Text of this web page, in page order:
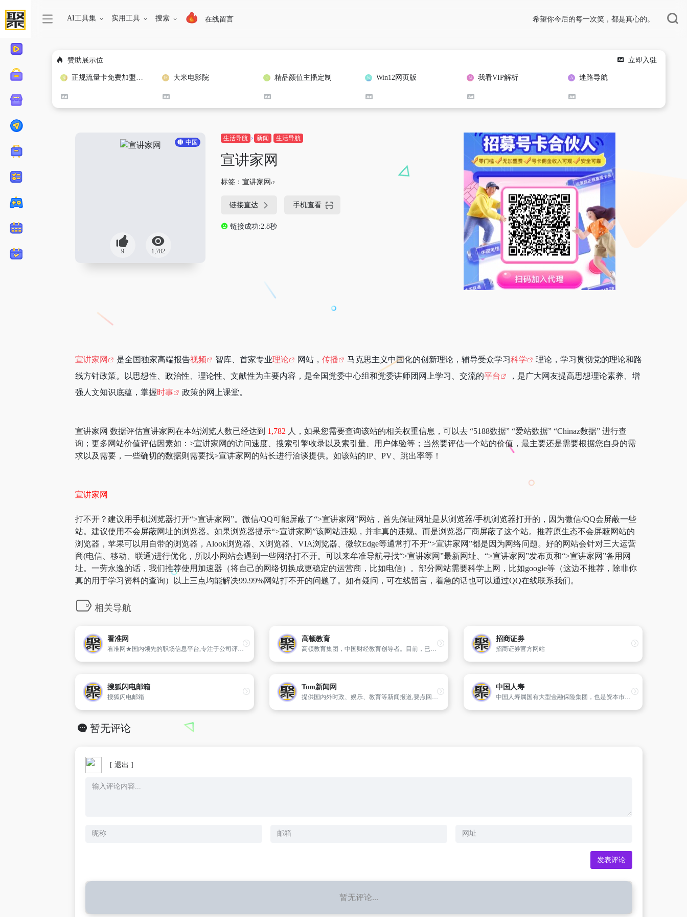
AI工具集 实用工具 搜索 在线留言 希望你今后的每一次笑，都是真心的。
赞助展示位 立即入驻
正规流量卡免费加盟合作 大米电影院 精品颜值主播定制 Win12网页版 我看VIP解析 迷路导航
中国
9 1,782
生活导航 新闻 生活导航
宣讲家网
标签： 宣讲家网
链接直达 手机查看
链接成功:2.8秒
宣讲家网 是全国独家高端报告视频 智库、首家专业理论 网站， 传播 马克思主义中国化的创新理论，辅导受众学习科学
理论，学习贯彻党的理论和路
线方针政策。以思想性、政治性、理论性、文献性为主要内容，是全国党委中心组和党委讲师团网上学习、交流的平台
，是广大网友提高思想理论素养、增
强人文知识底蕴，掌握时事 政策的网上课堂。
宣讲家网 数据评估宣讲家网在本站浏览人数已经达到 1,782 人，如果您需要查询该站的相关权重信息，可以去 “5188数据” “爱站数据” “Chinaz数据” 进行查
询；更多网站价值评估因素如：>宣讲家网的访问速度、搜索引擎收录以及索引量、用户体验等；当然要评估一个站的价值，最主要还是需要根据您自身的需
求以及需要，一些确切的数据则需要找>宣讲家网的站长进行洽谈提供。如该站的IP、PV、跳出率等！
宣讲家网
打不开？建议用手机浏览器打开“>宣讲家网”。微信/QQ可能屏蔽了“>宣讲家网”网站，首先保证网址是从浏览器/手机浏览器打开的，因为微信/QQ会屏蔽一些
站。建议使用不会屏蔽网址的浏览器。如果浏览器提示“>宣讲家网”该网站违规，并非真的违规。而是浏览器厂商屏蔽了这个站。推荐原生态不会屏蔽网站的
浏览器，苹果可以用自带的浏览器，Alook浏览器、X浏览器、VIA浏览器、微软Edge等通常打不开“>宣讲家网”都是因为网络问题。好的网站会针对三大运营
商(电信、移动、联通)进行优化，所以小网站会遇到一些网络打不开。可以来牟准导航寻找“>宣讲家网”最新网址、“>宣讲家网”发布页和“>宣讲家网”备用网
址。一劳永逸的话，我们推荐使用加速器（将自己的网络切换成更稳定的运营商，比如电信）。部分网站需要科学上网，比如google等（这边不推荐，除非你
真的用于学习资料的查询）以上三点均能解决99.99%网站打不开的问题了。如有疑问，可在线留言，着急的话也可以通过QQ在线联系我们。
相关导航
看准网
看准网★国内领先的职场信息平台,专注于公司评论,晒工资,工资待遇,面试,公司福利等.您可以在看准网上匿名分享您的职业信息
高顿教育
高顿教育集团，中国财经教育创导者。目前，已在全球50多座城市开设近150家分校及学习中心，累计获得百余项荣誉。加入高顿，与全球600万同学一起实现梦想的职业生涯！
招商证券
招商证券官方网站
搜狐闪电邮箱
搜狐闪电邮箱
Tom新闻网
提供国内外时政、娱乐、教育等新闻报道,要点回顾,新闻人物。
中国人寿
中国人寿属国有大型金融保险集团，也是资本市场重要的机构投资者，业务范围全面涵盖保险、投资、银行三大板块。统一客户电话95519。
暂无评论
[ 退出 ]
暂无评论...